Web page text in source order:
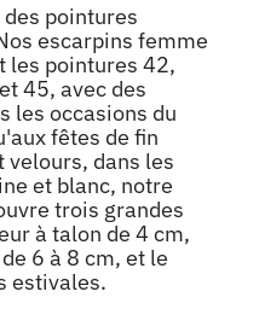
pointures
escarpins femme
les pointures 42,
45, avec des
les occasions du
fêtes de fin
velours, dans les
et blanc, notre
trois grandes
à talon de 4 cm,
6 à 8 cm, et le
estivales.